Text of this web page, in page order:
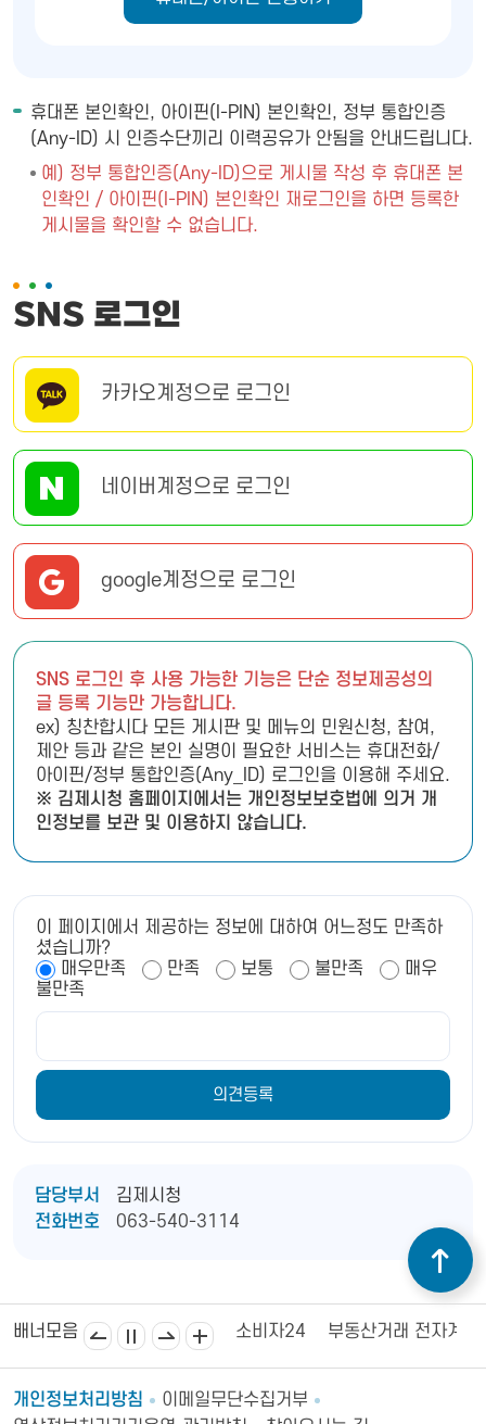
휴대폰 본인확인, 아이핀(I-PIN) 본인확인, 정부 통합인증
(Any-ID) 시 인증수단끼리 이력공유가 안됨을 안내드립니다.
예) 정부 통합인증(Any-ID)으로 게시물 작성 후 휴대폰 본
인확인 / 아이핀(I-PIN) 본인확인 재로그인을 하면 등록한
게시물을 확인할 수 없습니다.
SNS 로그인
카카오계정으로 로그인
네이버계정으로 로그인
google계정으로 로그인
SNS 로그인 후 사용 가능한 기능은 단순 정보제공성의
글 등록 기능만 가능합니다.
ex) 칭찬합시다 모든 게시판 및 메뉴의 민원신청, 참여,
제안 등과 같은 본인 실명이 필요한 서비스는 휴대전화/
아이핀/정부 통합인증(Any_ID) 로그인을 이용해 주세요.
※ 김제시청 홈페이지에서는 개인정보보호법에 의거 개
인정보를 보관 및 이용하지 않습니다.
이 페이지에서 제공하는 정보에 대하여 어느정도 만족하
셨습니까?
매우만족
만족 보통 불만족
매우
불만족
담당부서
김제시청
전화번호
063-540-3114
배너모음
제상공회의소 김제시의회 소비자24 부동산거래 전자계약
개인정보처리방침
이메일무단수집거부